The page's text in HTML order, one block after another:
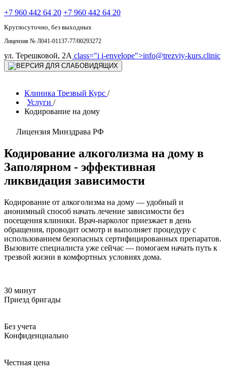
+7 960 442 64 20 +7 960 442 64 20
Круглосуточно, без выходных
Лицензия № Л041-01137-77/00293272
ул. Терешковой, 2А class="i i-envelope">info@trezviy-kurs.clinic
Клиника Трезвый Курс /
Услуги /
Кодирование на дому
Лицензия Минздрава РФ
Кодирование алкоголизма на дому в
Заполярном - эффективная
ликвидация зависимости
Кодирование от алкоголизма на дому — удобный и
анонимный способ начать лечение зависимости без
посещения клиники. Врач-нарколог приезжает в день
обращения, проводит осмотр и выполняет процедуру с
использованием безопасных сертифицированных препаратов.
Вызовите специалиста уже сейчас — помогаем начать путь к
трезвой жизни в комфортных условиях дома.
30 минут
Приезд бригады
Без учета
Конфиденциально
Честная цена